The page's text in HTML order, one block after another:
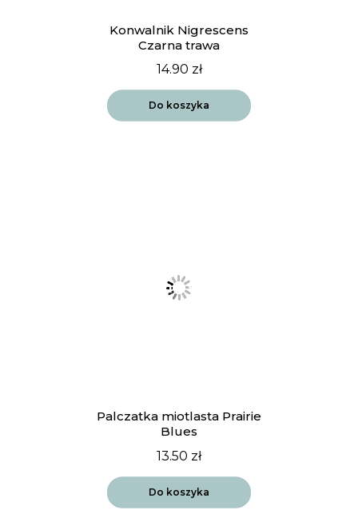
Konwalnik Nigrescens
Czarna trawa
14.90 zł
Do koszyka
Palczatka miotlasta Prairie
Blues
13.50 zł
Do koszyka